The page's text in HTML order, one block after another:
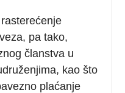
pa tako,
članstva u
kao što
plaćanje